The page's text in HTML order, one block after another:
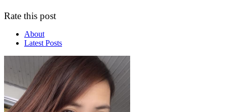
Rate this post
About
Latest Posts